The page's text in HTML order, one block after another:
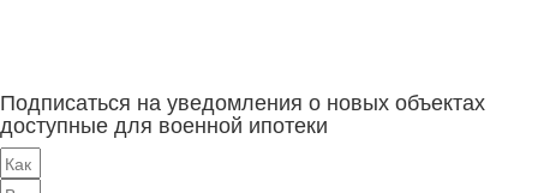
Подписаться на уведомления о новых объектах
доступные для военной ипотеки